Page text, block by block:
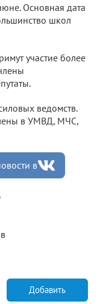
Основная дата
школ
участие более
ведомств.
в УМВД, МЧС,
в
Добавить